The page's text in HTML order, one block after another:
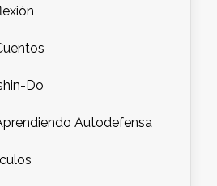
Do
Autodefensa